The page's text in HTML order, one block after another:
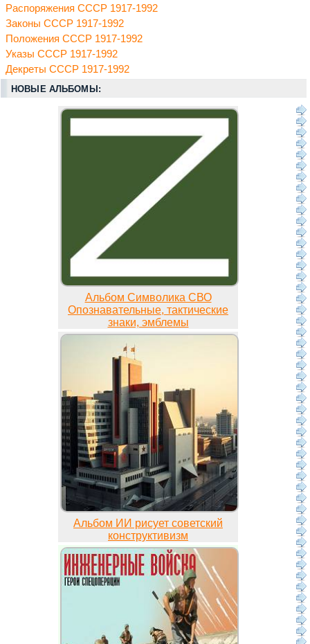
Распоряжения СССР 1917-1992
Законы СССР 1917-1992
Положения СССР 1917-1992
Указы СССР 1917-1992
Декреты СССР 1917-1992
НОВЫЕ АЛЬБОМЫ:
Альбом Символика СВО
Опознавательные, тактические
знаки, эмблемы
Альбом ИИ рисует советский
конструктивизм